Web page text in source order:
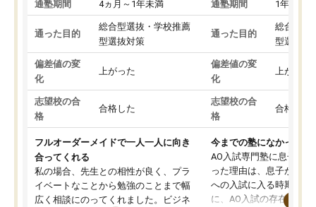
通塾期間 4ヵ月～1年未満
通った目的
総合型選抜・学校推薦
型選抜対策
偏差値の変
化
上がった
志望校の合
格
合格した
フルオーダーメイドで一人一人に向き
合ってくれる
私の場合、先生との相性が良く、プラ
イベートなことから勉強のことまで幅
広く相談にのってくれました。ビジネ
通塾期間 1年以上
通った目的
総合型選
型選抜対
偏差値の変
化
上がった
志望校の合
格
合格した
今までの塾になかった
AO入試専門塾に息子を
った理由は、息子が高校
への入試に入る時期に差
に、AO入試の存在を息